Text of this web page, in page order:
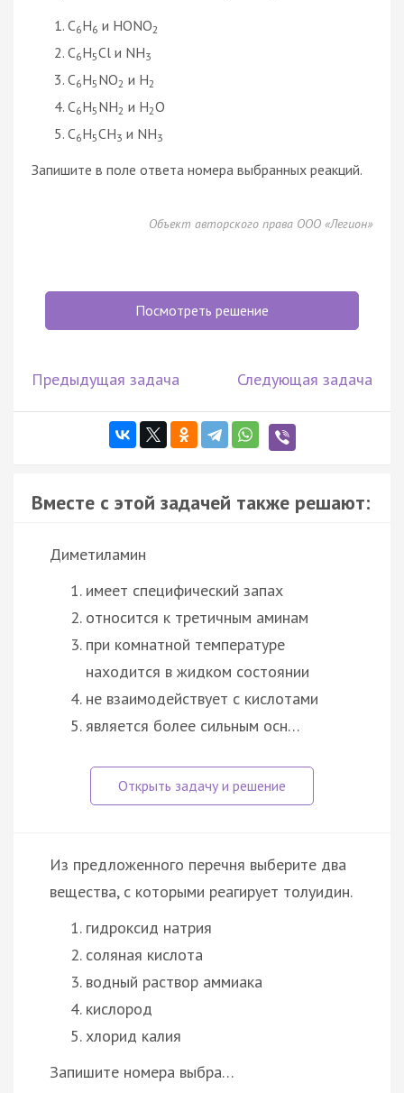
C6H6 и HONO2
C6H5Cl и NH3
C6H5 NO2 и H2
C6H5 NH2 и H2O
C6H5CH3 и NH3
Запишите в поле ответа номера выбранных реакций.
Объект авторского права ООО «Легион»
Посмотреть решение
Предыдущая задача Следующая задача
Вместе с этой задачей также решают:
Диметиламин
имеет специфический запах
относится к третичным аминам
при комнатной температуре
находится в жидком состоянии
не взаимодействует с кислотами
является более сильным осн…
Из предложенного перечня выберите два
вещества, с которыми реагирует толуидин.
гидроксид натрия
соляная кислота
водный раствор аммиака
кислород
хлорид калия
Запишите номера выбра…